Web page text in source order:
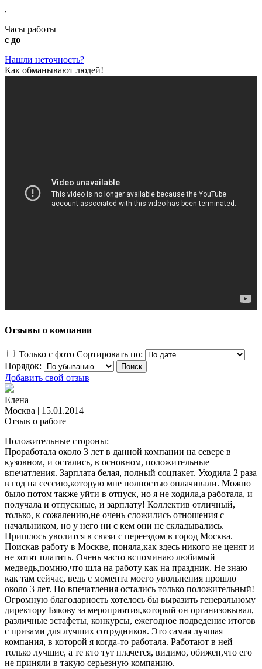
,
Часы работы
с до
Нашли неточность?
Как обманывают людей!
Отзывы о компании
Только с фото Сортировать по:
Порядок:
Добавить свой отзыв
Елена
Москва | 15.01.2014
Отзыв о работе
Положительные стороны:
Проработала около 3 лет в данной компании на севере в
кузовном, и остались, в основном, положительные
впечатления. Зарплата белая, полный соцпакет. Уходила 2 раза
в год на сессию,которую мне полностью оплачивали. Можно
было потом также уйти в отпуск, но я не ходила,а работала, и
получала и отпускные, и зарплату! Коллектив отличный,
только, к сожалению,не очень сложились отношения с
начальником, но у него ни с кем они не складывались.
Пришлось уволится в связи с переездом в город Москва.
Поискав работу в Москве, поняла,как здесь никого не ценят и
не хотят платить. Очень часто вспоминаю любимый
медведь,помню,что шла на работу как на праздник. Не знаю
как там сейчас, ведь с момента моего увольнения прошло
около 3 лет. Но впечатления остались только положительный!
Огромную благодарность хотелось бы выразить генеральному
директору Бякову за мероприятия,который он организовывал,
различные эстафеты, конкурсы, ежегодное подведение итогов
с призами для лучших сотрудников. Это самая лучшая
компания, в которой я когда-то работала. Работают в ней
только лучшие, а те кто тут плачется, видимо, обижен,что его
не приняли в такую серьезную компанию.